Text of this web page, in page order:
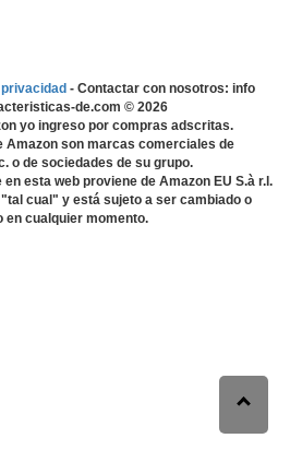
- Contactar con nosotros: info
de.com ©2026
yo ingreso por compras adscritas.
Amazon son marcas comerciales de
o de sociedades de su grupo.
esta web proviene de Amazon EU S.à r.l.
cual" y está sujeto a ser cambiado o
en cualquier momento.